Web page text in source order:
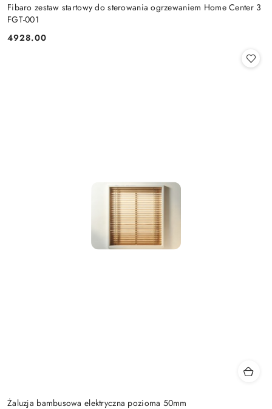
Fibaro zestaw startowy do sterowania ogrzewaniem Home Center 3
FGT-001
Cena:
4928.00
Żaluzja bambusowa elektryczna pozioma 50mm